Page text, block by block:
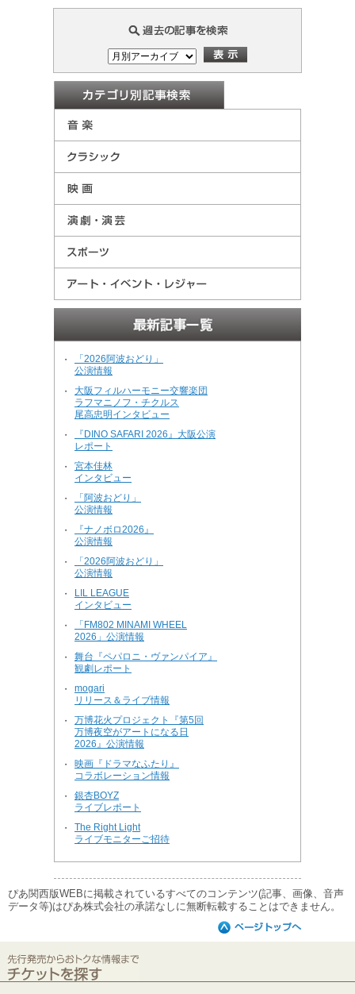
・
「2026阿波おどり」
公演情報
・
大阪フィルハーモニー交響楽団
ラフマニノフ・チクルス
尾高忠明インタビュー
・
『DINO SAFARI 2026』大阪公演
レポート
・
宮本佳林
インタビュー
・
「阿波おどり」
公演情報
・
『ナノボロ2026』
公演情報
・
「2026阿波おどり」
公演情報
・
LIL LEAGUE
インタビュー
・
「FM802 MINAMI WHEEL
2026」公演情報
・
舞台『ペパロニ・ヴァンパイア』
観劇レポート
・
mogari
リリース＆ライブ情報
・
万博花火プロジェクト『第5回
万博夜空がアートになる日
2026』公演情報
・
映画『ドラマなふたり』
コラボレーション情報
・
銀杏BOYZ
ライブレポート
・
The Right Light
ライブモニターご招待
ぴあ関西版WEBに掲載されているすべてのコンテンツ(記事、画像、音声
データ等)はぴあ株式会社の承諾なしに無断転載することはできません。